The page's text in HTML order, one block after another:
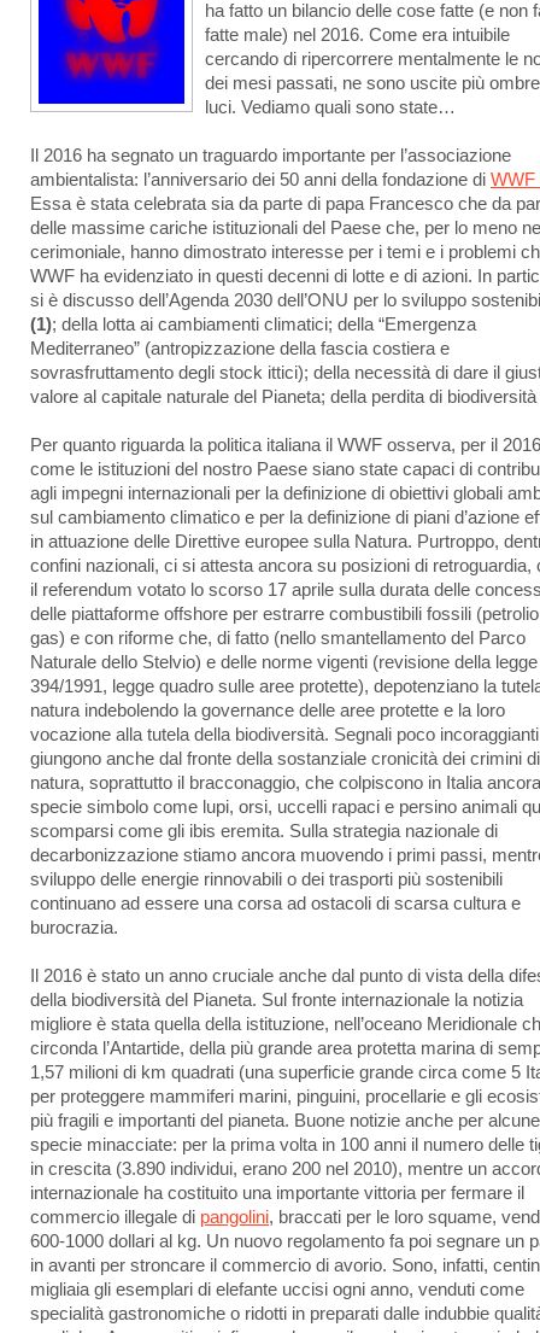
ha fatto un bilancio delle cose fatte (e non
fatte male) nel 2016. Come era intuibile
cercando di ripercorrere mentalmente le
dei mesi passati, ne sono uscite più
luci. Vediamo quali sono state…
Il 2016 ha segnato un traguardo importante per l’associazione
ambientalista: l’anniversario dei 50 anni della fondazione di WWF
Essa è stata celebrata sia da parte di papa Francesco che da
delle massime cariche istituzionali del Paese che, per lo meno
cerimoniale, hanno dimostrato interesse per i temi e i problemi
WWF ha evidenziato in questi decenni di lotte e di azioni. In
si è discusso dell’Agenda 2030 dell’ONU per lo sviluppo
(1); della lotta ai cambiamenti climatici; della “Emergenza
Mediterraneo” (antropizzazione della fascia costiera e
sovrasfruttamento degli stock ittici); della necessità di dare il
valore al capitale naturale del Pianeta; della perdita di biodiversità
Per quanto riguarda la politica italiana il WWF osserva, per il
come le istituzioni del nostro Paese siano state capaci di
agli impegni internazionali per la definizione di obiettivi globali
sul cambiamento climatico e per la definizione di piani d’azione
in attuazione delle Direttive europee sulla Natura. Purtroppo,
confini nazionali, ci si attesta ancora su posizioni di retroguardia,
il referendum votato lo scorso 17 aprile sulla durata delle
delle piattaforme offshore per estrarre combustibili fossili
gas) e con riforme che, di fatto (nello smantellamento del Parco
Naturale dello Stelvio) e delle norme vigenti (revisione della legge
394/1991, legge quadro sulle aree protette), depotenziano la
natura indebolendo la governance delle aree protette e la loro
vocazione alla tutela della biodiversità. Segnali poco incoraggianti
giungono anche dal fronte della sostanziale cronicità dei crimini di
natura, soprattutto il bracconaggio, che colpiscono in Italia ancora
specie simbolo come lupi, orsi, uccelli rapaci e persino animali
scomparsi come gli ibis eremita. Sulla strategia nazionale di
decarbonizzazione stiamo ancora muovendo i primi passi,
sviluppo delle energie rinnovabili o dei trasporti più sostenibili
continuano ad essere una corsa ad ostacoli di scarsa cultura e
burocrazia.
Il 2016 è stato un anno cruciale anche dal punto di vista della
della biodiversità del Pianeta. Sul fronte internazionale la notizia
migliore è stata quella della istituzione, nell’oceano Meridionale
circonda l’Antartide, della più grande area protetta marina di
1,57 milioni di km quadrati (una superficie grande circa come 5
per proteggere mammiferi marini, pinguini, procellarie e gli
più fragili e importanti del pianeta. Buone notizie anche per alcune
specie minacciate: per la prima volta in 100 anni il numero delle
in crescita (3.890 individui, erano 200 nel 2010), mentre un
internazionale ha costituito una importante vittoria per fermare il
commercio illegale di pangolini, braccati per le loro squame,
600-1000 dollari al kg. Un nuovo regolamento fa poi segnare un
in avanti per stroncare il commercio di avorio. Sono, infatti,
migliaia gli esemplari di elefante uccisi ogni anno, venduti come
specialità gastronomiche o ridotti in preparati dalle indubbie